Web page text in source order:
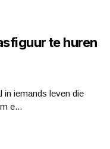
te huren
in iemands leven die
e...